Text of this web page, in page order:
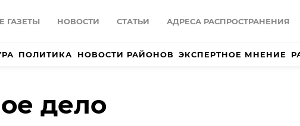
ГАЗЕТЫ НОВОСТИ СТАТЬИ АДРЕСА РАСПРОСТРАНЕНИЯ
ПОЛИТИКА НОВОСТИ РАЙОНОВ ЭКСПЕРТНОЕ МНЕНИЕ
дело